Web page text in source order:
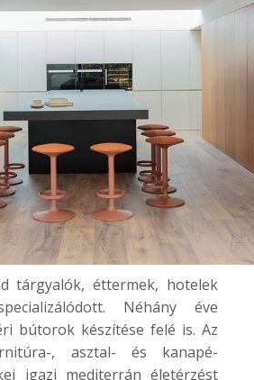
tárgyalók, éttermek, hotelek
Néhány éve
bútorok készítése felé is. Az
, asztal- és kanapé-
igazi mediterrán életérzést